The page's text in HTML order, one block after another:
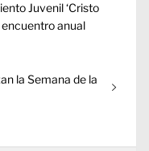
Juvenil ‘Cristo
anual
la Semana de la